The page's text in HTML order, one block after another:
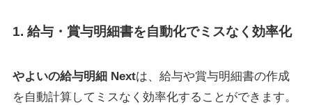
1. 給与・賞与明細書を自動化でミスなく効率化
やよいの給与明細 Nextは、給与や賞与明細書の作成
を自動計算してミスなく効率化することができます。